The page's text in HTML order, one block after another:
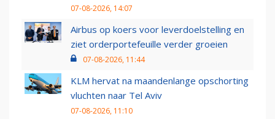
07-08-2026, 14:07
Airbus op koers voor leverdoelstelling en
ziet orderportefeuille verder groeien
07-08-2026, 11:44
KLM hervat na maandenlange opschorting
vluchten naar Tel Aviv
07-08-2026, 11:10